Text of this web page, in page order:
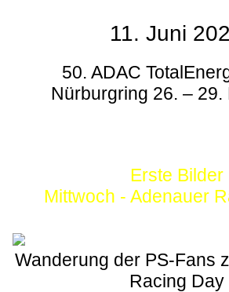
11. Juni
50. ADAC
Nürburgring 26. – 29.
Erste Bilder
Mittwoch - Adenauer
Wanderung der PS-Fans
Racing Day